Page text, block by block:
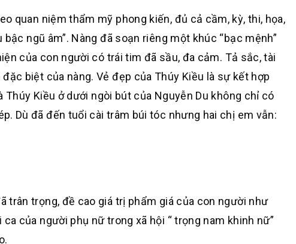
quan niệm thẩm mỹ phong kiến, đủ cả cầm, kỳ, thi, họa,
ngũ âm”. Nàng đã soạn riêng một khúc “bạc mệnh”
của con người có trái tim đã sầu, đa cảm. Tả sắc, tài
biệt của nàng. Vẻ đẹp của Thúy Kiều là sự kết hợp
Kiều ở dưới ngòi bút của Nguyễn Du không chỉ có
Dù đã đến tuổi cài trâm búi tóc nhưng hai chị em vẫn:
trân trọng, đề cao giá trị phẩm giá của con người như
của người phụ nữ trong xã hội “ trọng nam khinh nữ”